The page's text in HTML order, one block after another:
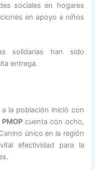
sociales en hogares
en apoyo a niños
solidarias han sido
entrega.
la población inició con
PMOP cuenta con ocho,
único en la región
efectividad para la